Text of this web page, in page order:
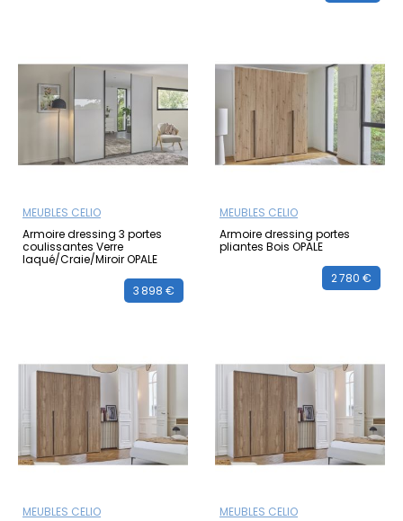
MEUBLES CELIO
Armoire dressing 3 portes
coulissantes Verre
laqué/Craie/Miroir OPALE
3 898 €
MEUBLES CELIO
Armoire dressing portes
pliantes Bois OPALE
2 780 €
MEUBLES CELIO
MEUBLES CELIO